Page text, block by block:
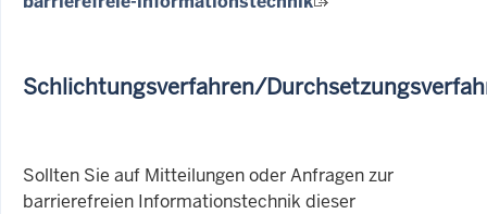
Schlichtungsverfahren/
Sollten Sie auf Mitteilungen oder Anfragen zur
barrierefreien Informationstechnik dieser